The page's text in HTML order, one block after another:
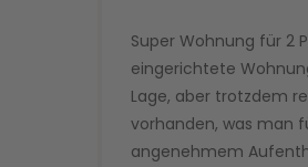
Super Wohnung für 2
eingerichtete
Lage, aber trotzdem
vorhanden, was man
angenehmem